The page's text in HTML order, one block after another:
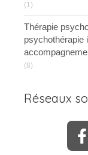
(1)
Thérapie
psychothérapie
(8)
Réseaux